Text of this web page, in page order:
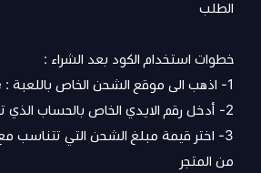
الطلب
خطوات استخدام الكود بعد الشراء :
1- اذهب الى موقع الشحن الخاص باللعبة : yallapay.live
2- أدخل رقم الايدي الخاص بالحساب الذي تريد شحنه
3- اختر قيمة مبلغ الشحن التي تتناسب
من المتجر